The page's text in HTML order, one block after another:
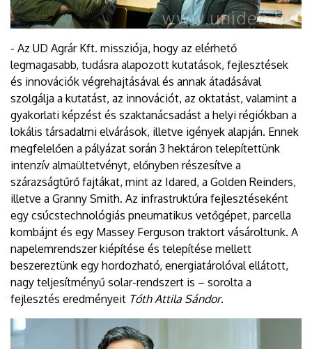
- Az UD Agrár Kft. missziója, hogy az elérhető
legmagasabb, tudásra alapozott kutatások, fejlesztések
és innovációk végrehajtásával és annak átadásával
szolgálja a kutatást, az innovációt, az oktatást, valamint a
gyakorlati képzést és szaktanácsadást a helyi régiókban a
lokális társadalmi elvárások, illetve igények alapján. Ennek
megfelelően a pályázat során 3 hektáron telepítettünk
intenzív almaültetvényt, előnyben részesítve a
szárazságtűrő fajtákat, mint az Idared, a Golden Reinders,
illetve a Granny Smith. Az infrastruktúra fejlesztéseként
egy csúcstechnológiás pneumatikus vetőgépet, parcella
kombájnt és egy Massey Ferguson traktort vásároltunk. A
napelemrendszer kiépítése és telepítése mellett
beszereztünk egy hordozható, energiatárolóval ellátott,
nagy teljesítményű solar-rendszert is – sorolta a
fejlesztés eredményeit Tóth Attila Sándor.